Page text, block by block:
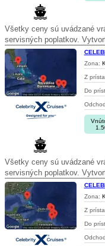
Všetky ceny sú uvádzané
servisných poplatkov.
Zona:
Z
Do
Všetky ceny sú uvádzané
servisných poplatkov.
Zona:
Z
Do